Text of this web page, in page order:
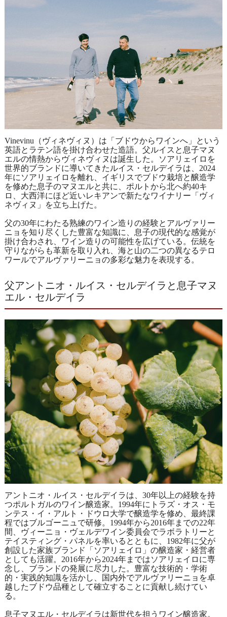
Vinevinu（ヴィネヴィヌ）は「ブドウからワインへ」という
英語とラテン語を掛け合わせた造語。父ルイスと息子マヌ
エルの情熱からヴィネヴィヌは誕生した。ソアリェイロを
世界的ブランドに導いてきたルイス・セルデイラは、2024
年にソアリェイロを離れ、イギリスでブドウ栽培と醸造学
を修めた息子のマヌエルと共に、ポルトから北へ約40キ
ロ、大西洋にほど近いレキアンで新たなワイナリー「ヴィ
ネヴィヌ」を立ち上げた。
父の30年にわたる熟練のワイン造りの経験とアルヴァリー
ニョを知り尽くした豊富な知識に、息子の現代的な感覚が
掛け合わされ、ワイン造りの可能性を広げている。伝統を
守りながらも革新を取り入れ、海と山の二つの異なるテロ
ワールでアルヴァリーニョの多彩な魅力を表現する。
父アントニオ・ルイス・セルデイラと息子マヌ
エル・セルデイラ
アントニオ・ルイス・セルデイラは、30年以上の経験を持
つポルトガルのワイン醸造家。1994年にトラズ・オス・モ
ンテス・イ・アルト・ドウロ大学で醸造学を修め、最終課
程ではブルゴーニュで研修。1994年から2016年までの22年
間、ヴィーニョ・ヴェルデワイン委員会でラボラトリーと
テイスティング・パネルを率いるとともに、1982年に父が
創設した家族ブランド「ソアリェイロ」の醸造家・経営者
としても活躍。2016年から2024年まではソアリェイロに専
念し、ブランドの発展に尽力した。豊富な技術的・学術
的・実践的知識を活かし、国内外でアルヴァリーニョを卓
越したブドウ品種として確立することに貢献し続けてい
る。
息子マヌエル・セルデイラは新世代を担うワイン醸造家。